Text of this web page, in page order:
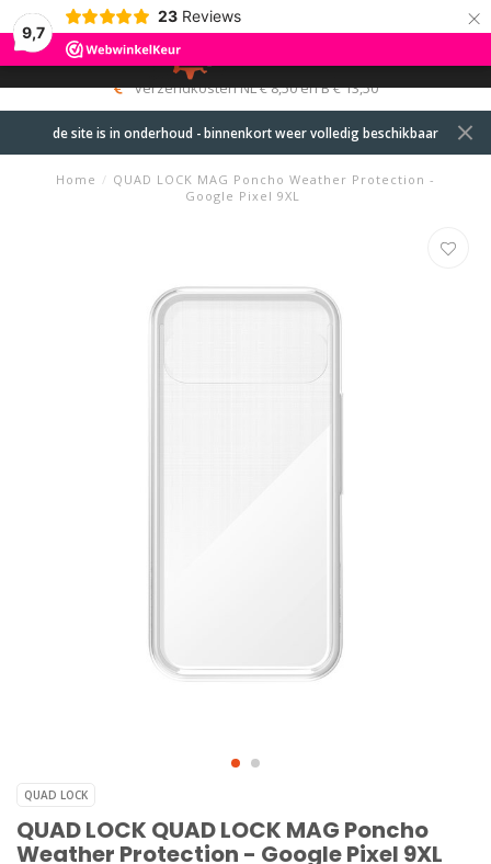
9,7
23 Reviews ×
MENU
0
verzendkosten NL € 8,50 en B € 13,50
de site is in onderhoud - binnenkort weer volledig beschikbaar
Home / QUAD LOCK MAG Poncho Weather Protection -
Google Pixel 9XL
QUAD LOCK
QUAD LOCK QUAD LOCK MAG Poncho
Weather Protection - Google Pixel 9XL